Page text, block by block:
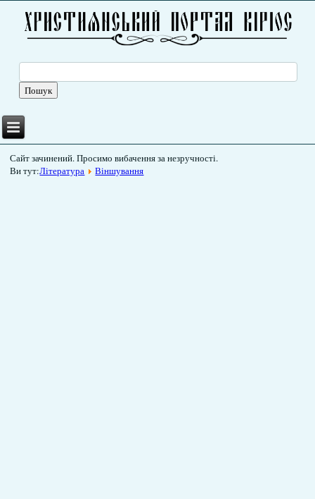
Сайт зачинений. Просимо вибачення за незручності.
Ви тут:Література Віншування